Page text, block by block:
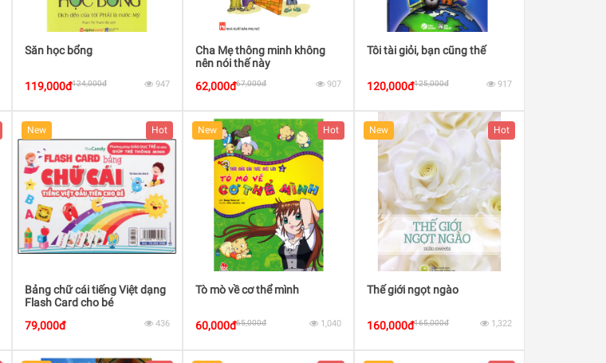
Săn học bổng
119,000đ124,000đ 947
Cha Mẹ thông minh không
nên nói thế này
62,000đ67,000đ 907
Tôi tài giỏi, bạn cũng thế
120,000đ125,000đ 917
New Hot
Bảng chữ cái tiếng Việt dạng
Flash Card cho bé
79,000đ
436
New Hot
Tò mò về cơ thể mình
60,000đ65,000đ 1,040
New Hot
Thế giới ngọt ngào
160,000đ165,000đ 1,322